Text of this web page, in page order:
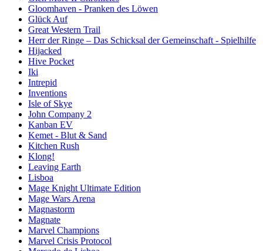
Gloomhaven - Pranken des Löwen
Glück Auf
Great Western Trail
Herr der Ringe – Das Schicksal der Gemeinschaft - Spielhilfe
Hijacked
Hive Pocket
Iki
Intrepid
Inventions
Isle of Skye
John Company 2
Kanban EV
Kemet - Blut & Sand
Kitchen Rush
Klong!
Leaving Earth
Lisboa
Mage Knight Ultimate Edition
Mage Wars Arena
Magnastorm
Magnate
Marvel Champions
Marvel Crisis Protocol